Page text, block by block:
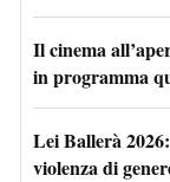
Il cinema
in programma
Lei Ballerà
violenza di